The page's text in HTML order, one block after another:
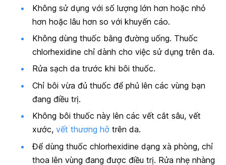
Không sử dụng với số lượng lớn hơn hoặc nhỏ
hơn hoặc lâu hơn so với khuyến cáo.
Không dùng thuốc bằng đường uống. Thuốc
chlorhexidine chỉ dành cho việc sử dụng trên da.
Rửa sạch da trước khi bôi thuốc.
Chỉ bôi vừa đủ thuốc để phủ lên các vùng bạn
đang điều trị.
Không bôi thuốc này lên các vết cắt sâu, vết
xước, vết thương hở trên da.
Để dùng thuốc chlorhexidine dạng xà phòng, chỉ
thoa lên vùng đang được điều trị. Rửa nhẹ nhàng